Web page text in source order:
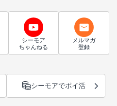
シーモア
ちゃんねる
メルマガ
登録
シーモアでポイ活